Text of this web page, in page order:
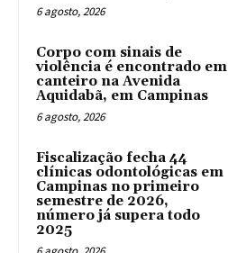
6 agosto, 2026
Corpo com sinais de
violência é encontrado em
canteiro na Avenida
Aquidabã, em Campinas
6 agosto, 2026
Fiscalização fecha 44
clínicas odontológicas em
Campinas no primeiro
semestre de 2026,
número já supera todo
2025